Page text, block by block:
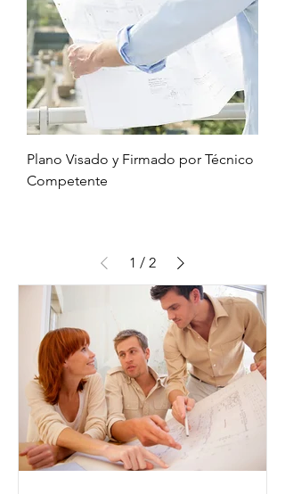
Plano Visado y Firmado por Técnico
Competente
1 / 2